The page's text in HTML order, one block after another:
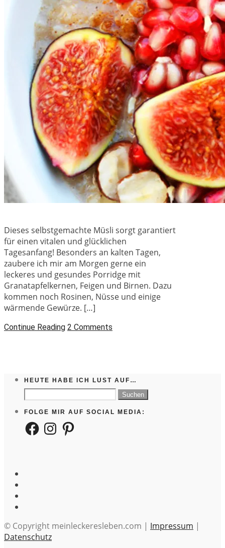
Dieses selbstgemachte Müsli sorgt garantiert
für einen vitalen und glücklichen
Tagesanfang! Besonders an kalten Tagen,
zaubere ich mir am Morgen gerne ein
leckeres und gesundes Porridge mit
Granatapfelkernen, Feigen und Birnen. Dazu
kommen noch Rosinen, Nüsse und einige
wärmende Gewürze. […]
Continue Reading 2 Comments
HEUTE HABE ICH LUST AUF…
nach:
FOLGE MIR AUF SOCIAL MEDIA:
FacebookInstagramPinterest
© Copyright meinleckeresleben.com | Impressum |
Datenschutz